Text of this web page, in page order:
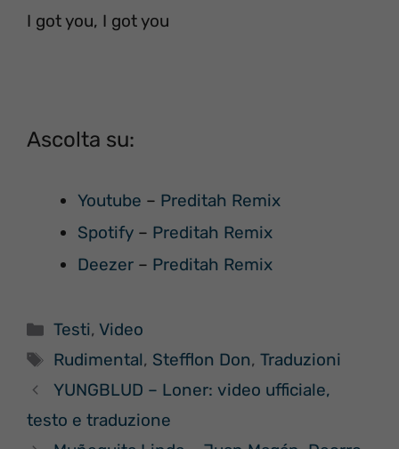
I got you, I got you
Ascolta su:
Youtube – Preditah Remix
Spotify – Preditah Remix
Deezer – Preditah Remix
Categorie
Testi,Video
Tag
Rudimental, Stefflon Don,Traduzioni
YUNGBLUD – Loner: video ufficiale,
testo e traduzione